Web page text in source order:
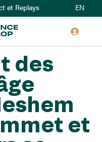
et Replays EN
des
et